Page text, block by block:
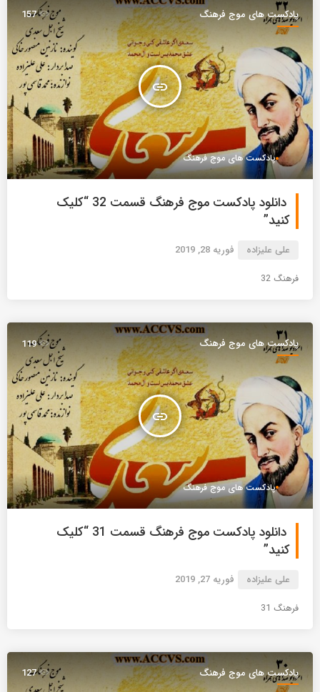
پادکست های موج فرهنگ
insert_link
157
پادکست های موج فرهنگ
دانلود پادکست موج فرهنگ قسمت 32 “کلیک
کنید”
علی علیزاده فوریه 28, 2019
فرهنگ 32
پادکست های موج فرهنگ
insert_link
119
پادکست های موج فرهنگ
دانلود پادکست موج فرهنگ قسمت 31 “کلیک
کنید”
علی علیزاده فوریه 27, 2019
فرهنگ 31
پادکست های موج فرهنگ 127